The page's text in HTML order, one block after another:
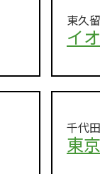
東久
イ
千代
東